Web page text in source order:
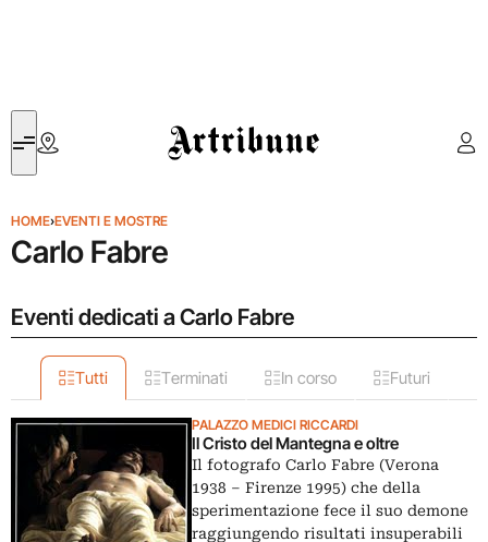
Artribune
HOME›EVENTI E MOSTRE
Carlo Fabre
Eventi dedicati a Carlo Fabre
Tutti Terminati In corso Futuri
PALAZZO MEDICI RICCARDI
Il Cristo del Mantegna e oltre
Il fotografo Carlo Fabre (Verona
1938 – Firenze 1995) che della
sperimentazione fece il suo demone
raggiungendo risultati insuperabili